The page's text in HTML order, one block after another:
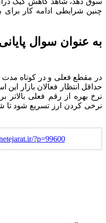
چنین شرایطی ادامه کار
به عنوان سوال
در مقطع فعلی و در کوتاه مدت
حداقل انتظار فعالان بازار
نرخ بهره از رقم فعلی
نرخی کردن ارز تسریع شود تا
?p=99600